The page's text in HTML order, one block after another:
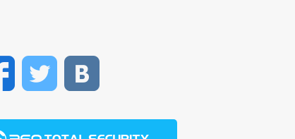
FacebookTwitter